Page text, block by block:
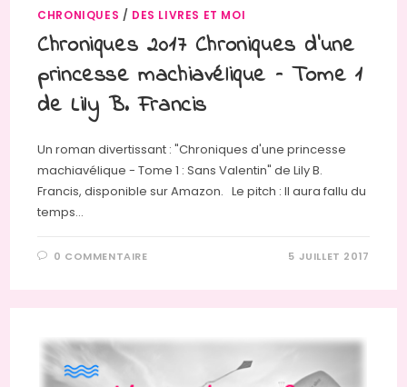
CHRONIQUES / DES LIVRES ET MOI
Chroniques 2017 Chroniques d’une
princesse machiavélique – Tome 1
de Lily B. Francis
Un roman divertissant : "Chroniques d'une princesse
machiavélique - Tome 1 : Sans Valentin" de Lily B.
Francis, disponible sur Amazon. Le pitch : Il aura fallu du
temps…
0 COMMENTAIRE 5 JUILLET 2017